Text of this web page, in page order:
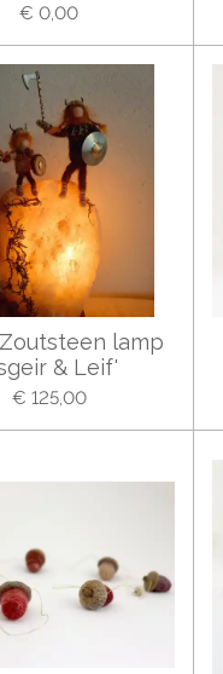
€ 0,00
lamp
& Leif'
€ 125,00